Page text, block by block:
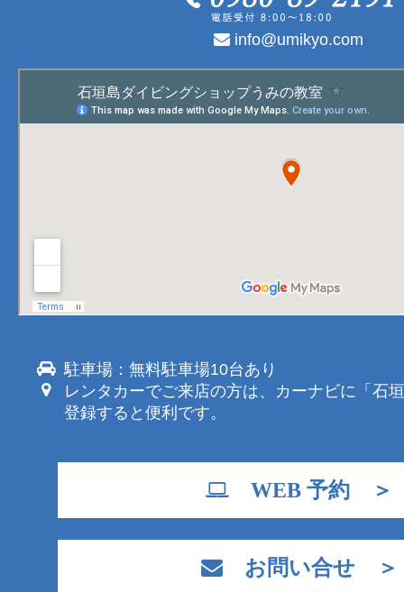
info@umikyo.com
駐車場：無料駐車場10台あり
レンタカーでご来店の方は、カーナビに「石
登録すると便利です。
WEB 予約 ＞
お問い合せ ＞